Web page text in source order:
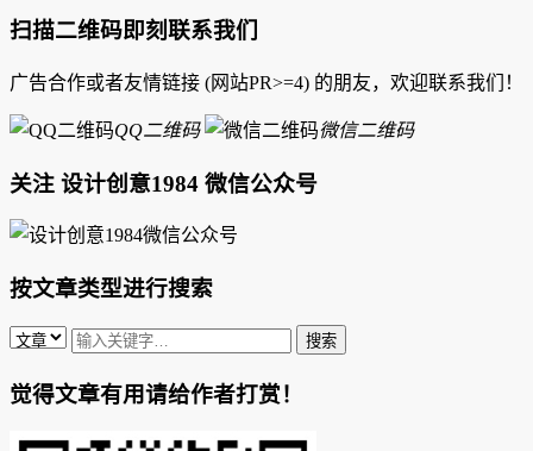
扫描二维码即刻联系我们
广告合作或者友情链接 (网站PR>=4) 的朋友，欢迎联系我们！
QQ二维码 微信二维码
关注 设计创意1984 微信公众号
按文章类型进行搜索
觉得文章有用请给作者打赏！